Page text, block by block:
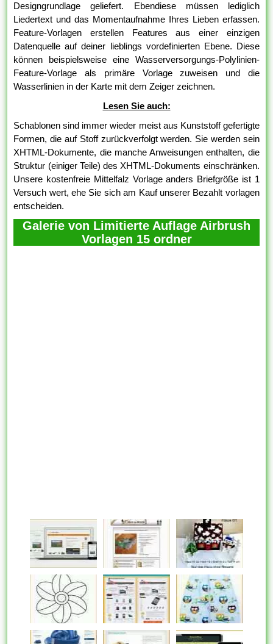
Designgrundlage geliefert. Ebendiese müssen lediglich
Liedertext und das Momentaufnahme Ihres Lieben erfassen.
Feature-Vorlagen erstellen Features aus einer einzigen
Datenquelle auf deiner lieblings vordefinierten Ebene. Diese
können beispielsweise eine Wasserversorgungs-Polylinien-
Feature-Vorlage als primäre Vorlage zuweisen und die
Wasserlinien in der Karte mit dem Zeiger zeichnen.
Lesen Sie auch:
Schablonen sind immer wieder meist aus Kunststoff gefertigte
Formen, die auf Stoff zurückverfolgt werden. Sie werden sein
XHTML-Dokumente, die manche Anweisungen enthalten, die
Struktur (einiger Teile) des XHTML-Dokuments einschränken.
Unsere kostenfreie Mittelfalz Vorlage anders Briefgröße ist 1
Versuch wert, ehe Sie sich am Kauf unserer Bezahlt vorlagen
entscheiden.
Galerie von Limitierte Auflage Airbrush
Vorlagen 15 ordner